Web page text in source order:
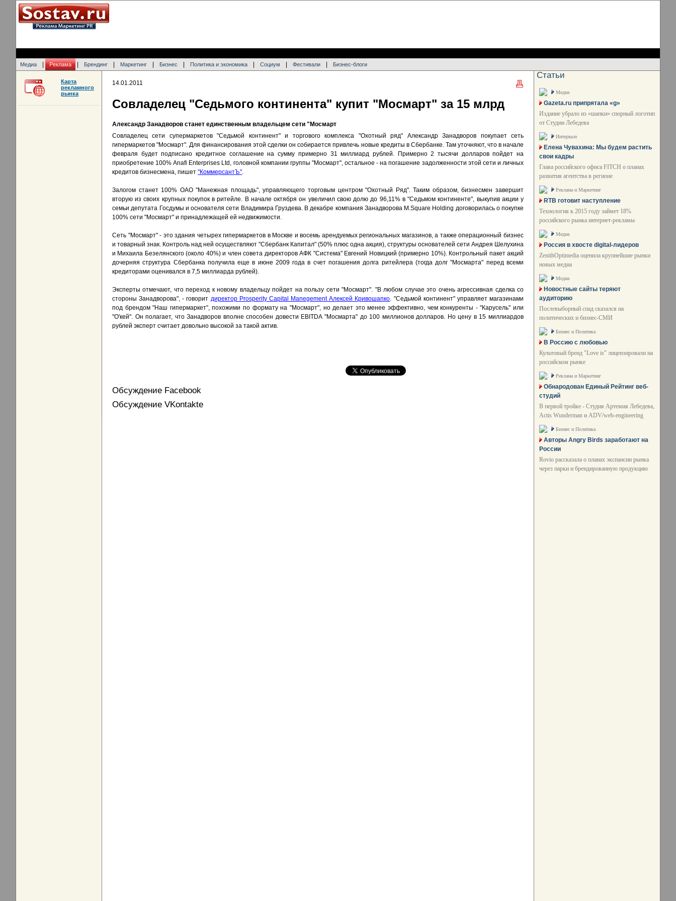
Медиа Реклама Брендинг Маркетинг Бизнес Политика и экономика Социум Фестивали Бизнес-блоги
14.01.2011
Совладелец "Седьмого континента" купит "Мосмарт" за 15 млрд
Александр Занадворов станет единственным владельцем сети "Мосмарт
Совладелец сети супермаркетов "Седьмой континент" и торгового комплекса "Охотный ряд" Александр Занадворов покупает сеть
гипермаркетов "Мосмарт". Для финансирования этой сделки он собирается привлечь новые кредиты в Сбербанке. Там уточняют, что в начале
февраля будет подписано кредитное соглашение на сумму примерно 31 миллиард рублей. Примерно 2 тысячи долларов пойдет на
приобретение 100% Anafi Enterprises Ltd, головной компании группы "Мосмарт", остальное - на погашение задолженности этой сети и личных
кредитов бизнесмена, пишет "КоммерсантЪ".
Залогом станет 100% ОАО "Манежная площадь", управляющего торговым центром "Охотный Ряд". Таким образом, бизнесмен завершит
вторую из своих крупных покупок в ритейле. В начале октября он увеличил свою долю до 96,11% в "Седьмом континенте", выкупив акции у
семьи депутата Госдумы и основателя сети Владимира Груздева. В декабре компания Занадворова M.Square Holding договорилась о покупке
100% сети "Мосмарт" и принадлежащей ей недвижимости.
Сеть "Мосмарт" - это здания четырех гипермаркетов в Москве и восемь арендуемых региональных магазинов, а также операционный бизнес
и товарный знак. Контроль над ней осуществляют "Сбербанк Капитал" (50% плюс одна акция), структуры основателей сети Андрея Шелухина
и Михаила Безелянского (около 40%) и член совета директоров АФК "Система" Евгений Новицкий (примерно 10%). Контрольный пакет акций
дочерняя структура Сбербанка получила еще в июне 2009 года в счет погашения долга ритейлера (тогда долг "Мосмарта" перед всеми
кредиторами оценивался в 7,5 миллиарда рублей).
Эксперты отмечают, что переход к новому владельцу пойдет на пользу сети "Мосмарт". "В любом случае это очень агрессивная сделка со
стороны Занадворова", - говорит директор Prosperity Capital Manegement Алексей Кривошапко. "Седьмой континент" управляет магазинами
под брендом "Наш гипермаркет", похожими по формату на "Мосмарт", но делает это менее эффективно, чем конкуренты - "Карусель" или
"О'кей". Он полагает, что Занадворов вполне способен довести EBITDA "Мосмарта" до 100 миллионов долларов. Но цену в 15 миллиардов
рублей эксперт считает довольно высокой за такой актив.
Обсуждение Facebook
Обсуждение VKontakte
Карта
рекламного
рынка
Статьи
Медиа
Gazeta.ru припрятала «g»
Издание убрало из «шапки» спорный логотип
от Студии Лебедева
Интервью
Елена Чувахина: Мы будем растить
свои кадры
Глава российского офиса FITCH о планах
развития агентства в регионе
Реклама и Маркетинг
RTB готовит наступление
Технология к 2015 году займет 18%
российского рынка интернет-рекламы
Медиа
Россия в хвосте digital-лидеров
ZenithOptimedia оценила крупнейшие рынки
новых медиа
Медиа
Новостные сайты теряют
аудиторию
Послевыборный спад сказался на
политических и бизнес-СМИ
Бизнес и Политика
В Россию с любовью
Культовый бренд "Love is" лицензировали на
российском рынке
Реклама и Маркетинг
Обнародован Единый Рейтинг веб-
студий
В первой тройке - Студия Артемия Лебедева,
Actis Wunderman и ADV/web-engineering
Бизнес и Политика
Авторы Angry Birds заработают на
России
Rovio рассказала о планах экспансии рынка
через парки и брендированную продукцию